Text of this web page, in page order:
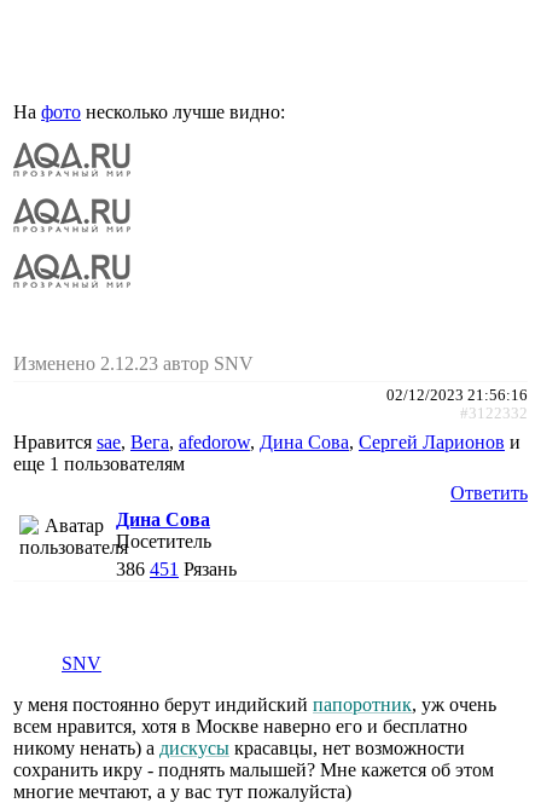
На фото несколько лучше видно:
Изменено 2.12.23 автор SNV
02/12/2023 21:56:16
#3122332
Нравится sae, Вега, afedorow, Дина Сова, Сергей Ларионов и
еще 1 пользователям
Ответить
Дина Сова
Посетитель
386 451 Рязань
SNV
у меня постоянно берут индийский папоротник, уж очень
всем нравится, хотя в Москве наверно его и бесплатно
никому ненать) а дискусы красавцы, нет возможности
сохранить икру - поднять малышей? Мне кажется об этом
многие мечтают, а у вас тут пожалуйста)